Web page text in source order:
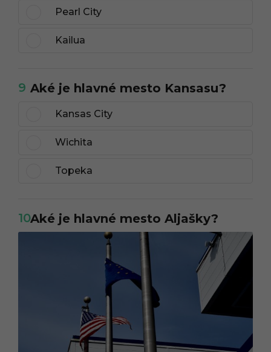
Pearl City
Kailua
9 Aké je hlavné mesto Kansasu?
Kansas City
Wichita
Topeka
10Aké je hlavné mesto Aljašky?